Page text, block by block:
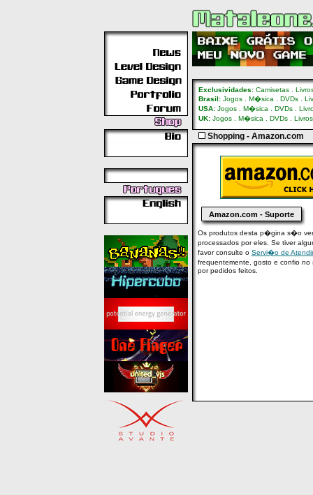
Exclusividades: Camisetas.
Brasil: Jogos. M�sica DVDs.
USA: Jogos. M�sica DVDs.
UK: Jogos. M�sica DVDs. Livros
Shopping - Amazon.com
Amazon.com - Suporte
Os produtos desta p�gina s�o
processados por eles. Se tiver
favor consulte o Servi�o de
frequentemente, gosto e confio
por pedidos feitos.